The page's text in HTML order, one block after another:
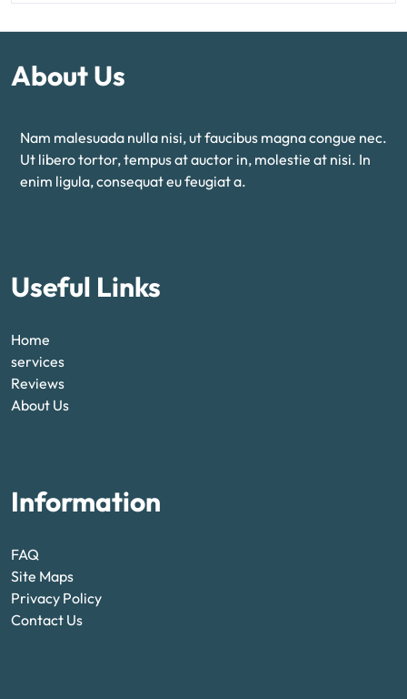
About Us
Nam malesuada nulla nisi, ut faucibus magna congue nec.
Ut libero tortor, tempus at auctor in, molestie at nisi. In
enim ligula, consequat eu feugiat a.
Useful Links
Home
services
Reviews
About Us
Information
FAQ
Site Maps
Privacy Policy
Contact Us